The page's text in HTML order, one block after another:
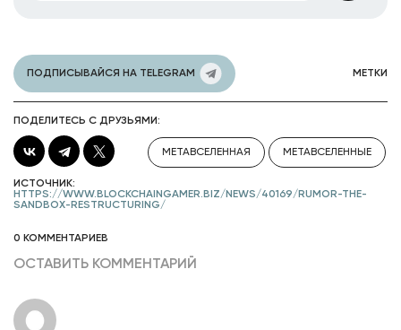
ПОДПИСЫВАЙСЯ НА TELEGRAM МЕТКИ
ПОДЕЛИТЕСЬ С ДРУЗЬЯМИ:
МЕТАВСЕЛЕННАЯ МЕТАВСЕЛЕННЫЕ
ИСТОЧНИК:
HTTPS://WWW.BLOCKCHAINGAMER.BIZ/NEWS/40169/RUMOR-THE-
SANDBOX-RESTRUCTURING/
0 КОММЕНТАРИЕВ
ОСТАВИТЬ КОММЕНТАРИЙ